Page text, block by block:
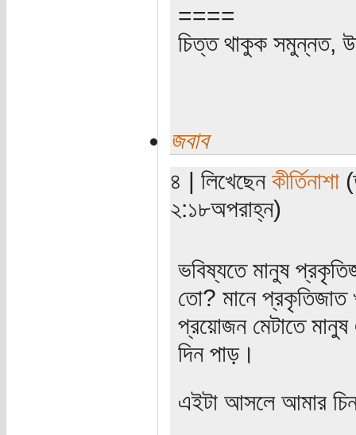
====
চিত্ত থাকুক সমুন্নত,
জবাব
৪ | লিখেছেন কীর্তিনাশা
২:১৮অপরাহ্ন)
ভবিষ্যতে মানুষ
তো? মানে প্রকৃতিজাত
প্রয়োজন মেটাতে মানুষ
দিন পাড়।
এইটা আসলে আমার